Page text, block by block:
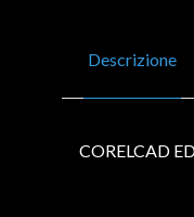
Descrizione
CORELCAD